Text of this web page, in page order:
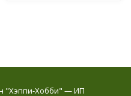
"Хэппи-Хобби" — ИП